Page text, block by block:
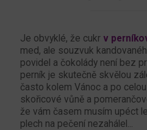
Je obvyklé, že cukr v
med, ale souzvuk
povidel a čokolády není bez
perník je skutečně skvělou
často kolem Vánoc a po
skořicové vůně a
že vám časem musím upéct
plech na pečení nezahálel...